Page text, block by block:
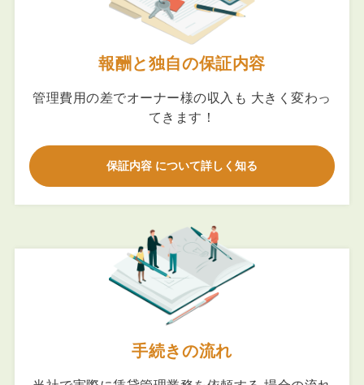
報酬と独自の保証内容
管理費用の差でオーナー様の収入も 大きく変わっ
てきます！
保証内容 について詳しく知る
手続きの流れ